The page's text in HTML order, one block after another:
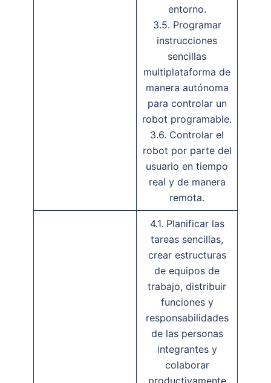
entorno.
3.5. Programar
instrucciones
sencillas
multiplataforma de
manera autónoma
para controlar un
robot programable.
3.6. Controlar el
robot por parte del
usuario en tiempo
real y de manera
remota.
4.1. Planificar las
tareas sencillas,
crear estructuras
de equipos de
trabajo, distribuir
funciones y
responsabilidades
de las personas
integrantes y
colaborar
productivamente